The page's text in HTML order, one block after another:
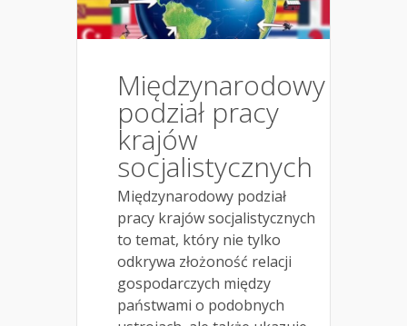
Międzynarodowy
podział pracy
krajów
socjalistycznych
Międzynarodowy podział
pracy krajów socjalistycznych
to temat, który nie tylko
odkrywa złożoność relacji
gospodarczych między
państwami o podobnych